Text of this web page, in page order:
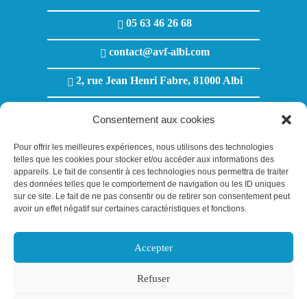
Consentement aux cookies
Pour offrir les meilleures expériences, nous utilisons des technologies
telles que les cookies pour stocker et/ou accéder aux informations des
appareils. Le fait de consentir à ces technologies nous permettra de traiter
des données telles que le comportement de navigation ou les ID uniques
sur ce site. Le fait de ne pas consentir ou de retirer son consentement peut
avoir un effet négatif sur certaines caractéristiques et fonctions.
Accepter
Refuser
05 63 46 26 68
contact@avf-albi.com
2, rue Jean Henri Fabre, 81000 Albi
Vendredi : 8h00 - 12h00 / 13h30 - 17h00